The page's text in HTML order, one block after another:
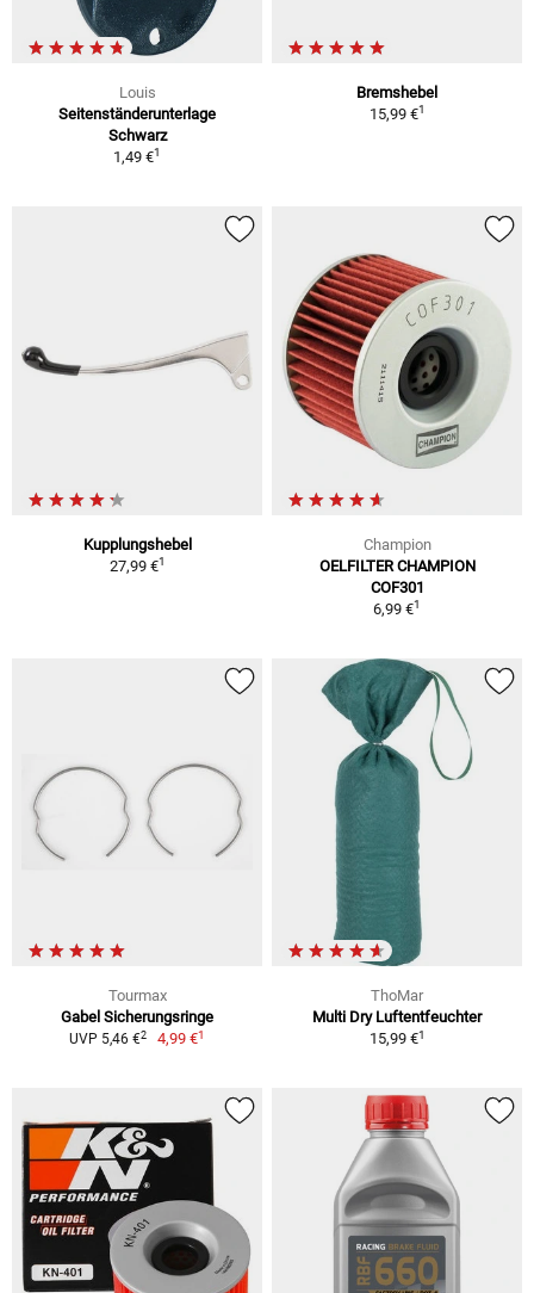
Louis
Seitenständerunterlage
Schwarz
1,49 €1
Bremshebel
15,99 €1
Kupplungshebel
27,99 €1
Champion
OELFILTER CHAMPION
COF301
6,99 €1
Tourmax
Gabel Sicherungsringe
UVP 5,46 €2 4,99 €1
ThoMar
Multi Dry Luftentfeuchter
15,99 €1